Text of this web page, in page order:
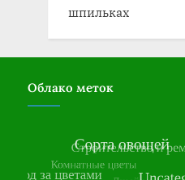
шпильках
Облако меток